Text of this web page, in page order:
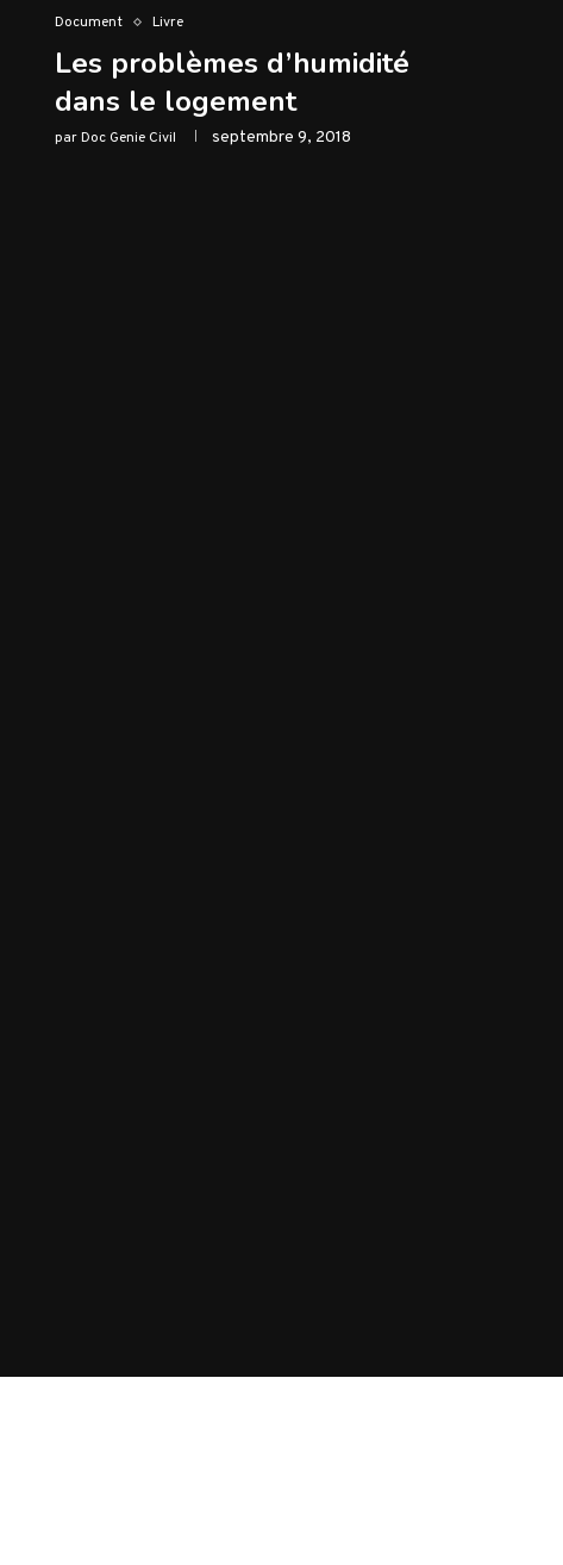
Document Livre
Les problèmes d’humidité
dans le logement
parDoc Genie Civil septembre 9, 2018